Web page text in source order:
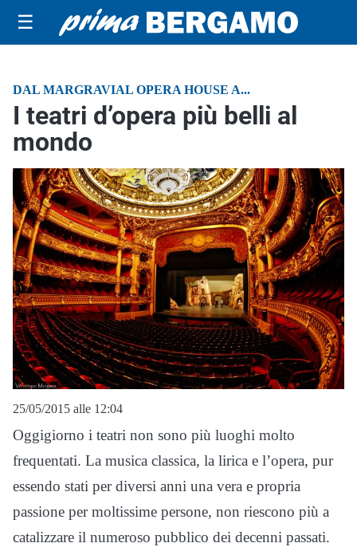
☰
DAL MARGRAVIAL OPERA HOUSE A...
I teatri d’opera più belli al
mondo
25/05/2015 alle 12:04
Oggigiorno i teatri non sono più luoghi molto
frequentati. La musica classica, la lirica e l’opera, pur
essendo stati per diversi anni una vera e propria
passione per moltissime persone, non riescono più a
catalizzare il numeroso pubblico dei decenni passati.